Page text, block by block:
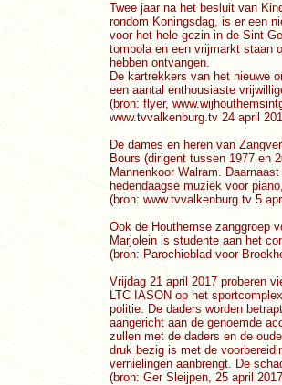
Twee jaar na het besluit van
rondom Koningsdag, is er een
voor het hele gezin in de Sint
tombola en een vrijmarkt staan
hebben ontvangen.
De kartrekkers van het nieuwe
een aantal enthousiaste
(bron: flyer,
www.tvvalkenburg.tv 24 april
De dames en heren van
Bours (dirigent tussen 1977 en
Mannenkoor Walram.
hedendaagse muziek voor
(bron: www.tvvalkenburg.tv 5
Ook de Houthemse zanggroep
Marjolein is studente aan het
(bron: Parochieblad voor
Vrijdag 21 april 2017 proberen
LTC IASON op het
politie. De daders worden
aangericht aan de genoemde
zullen met de daders en de
druk bezig is met de
vernielingen aanbrengt. De
(bron: Ger Sleijpen, 25 april